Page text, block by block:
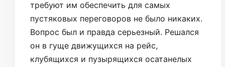
требуют им обеспечить для самых
пустяковых переговоров не было никаких.
Вопрос был и правда серьезный. Решался
он в гуще движущихся на рейс,
клубящихся и пузырящихся осатанелых